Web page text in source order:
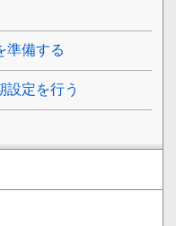
準備する
設定を行う